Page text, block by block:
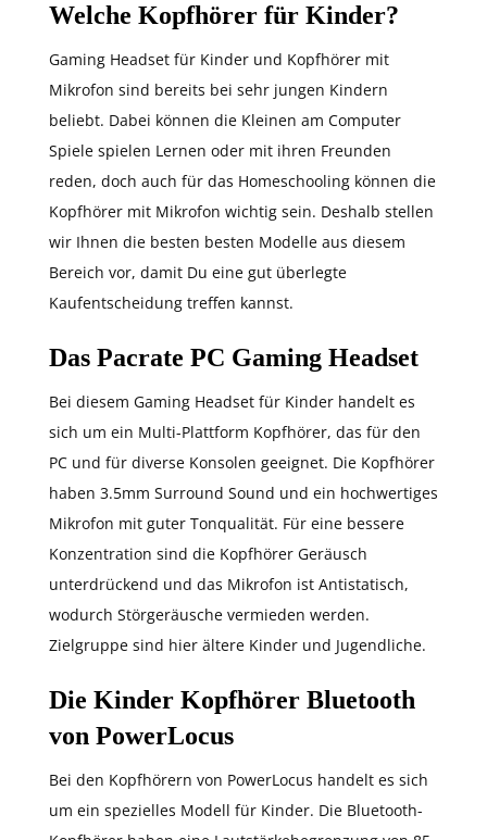
Welche Kopfhörer für Kinder?
Gaming Headset für Kinder und Kopfhörer mit
Mikrofon sind bereits bei sehr jungen Kindern
beliebt. Dabei können die Kleinen am Computer
Spiele spielen Lernen oder mit ihren Freunden
reden, doch auch für das Homeschooling können die
Kopfhörer mit Mikrofon wichtig sein. Deshalb stellen
wir Ihnen die besten besten Modelle aus diesem
Bereich vor, damit Du eine gut überlegte
Kaufentscheidung treffen kannst.
Das Pacrate PC Gaming Headset
Bei diesem Gaming Headset für Kinder handelt es
sich um ein Multi-Plattform Kopfhörer, das für den
PC und für diverse Konsolen geeignet. Die Kopfhörer
haben 3.5mm Surround Sound und ein hochwertiges
Mikrofon mit guter Tonqualität. Für eine bessere
Konzentration sind die Kopfhörer Geräusch
unterdrückend und das Mikrofon ist Antistatisch,
wodurch Störgeräusche vermieden werden.
Zielgruppe sind hier ältere Kinder und Jugendliche.
Die Kinder Kopfhörer Bluetooth
von PowerLocus
Bei den Kopfhörern von PowerLocus handelt es sich
um ein spezielles Modell für Kinder. Die Bluetooth-